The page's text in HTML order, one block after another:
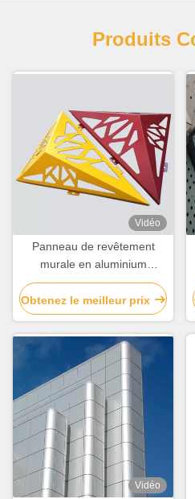
Produits
Vidéo
Panneau de revêtement
murale en aluminium
durable en tôle perforée
gravée sur mesure
Obtenez le meilleur prix
Vidéo